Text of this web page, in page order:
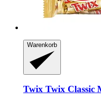
Warenkorb
Twix Twix Classic